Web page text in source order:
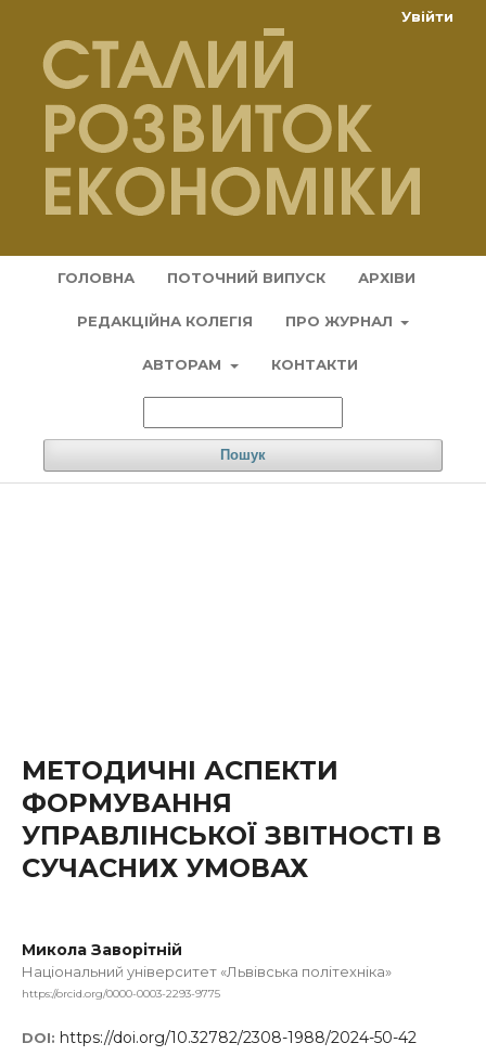
ГОЛОВНА ПОТОЧНИЙ ВИПУСК АРХІВИ
РЕДАКЦІЙНА КОЛЕГІЯ ПРО ЖУРНАЛ
АВТОРАМ КОНТАКТИ
Пошук
Увійти
МЕТОДИЧНІ АСПЕКТИ
ФОРМУВАННЯ
УПРАВЛІНСЬКОЇ ЗВІТНОСТІ В
СУЧАСНИХ УМОВАХ
Микола Заворітній
Національний університет «Львівська політехніка»
https://orcid.org/0000-0003-2293-9775
DOI: https://doi.org/10.32782/2308-1988/2024-50-42